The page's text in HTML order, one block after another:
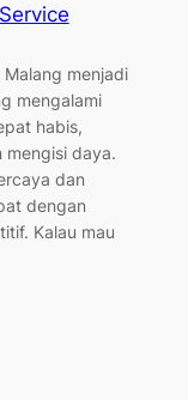
Service
menjadi
mengalami
habis,
mengisi daya.
dan
dengan
Kalau mau